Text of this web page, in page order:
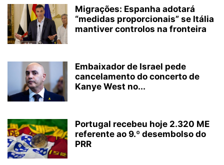
Migrações: Espanha adotará
“medidas proporcionais” se Itália
mantiver controlos na fronteira
Embaixador de Israel pede
cancelamento do concerto de
Kanye West no...
Portugal recebeu hoje 2.320 ME
referente ao 9.º desembolso do
PRR